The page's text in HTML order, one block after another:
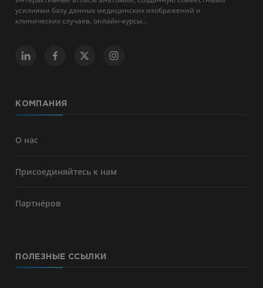
усилиями базу данных медицинских изображений и
клинических случаев, онлайн-курсы...
КОМПАНИЯ
О нас
Присоединяйтесь к нам
Партнёров
ПОЛЕЗНЫЕ ССЫЛКИ